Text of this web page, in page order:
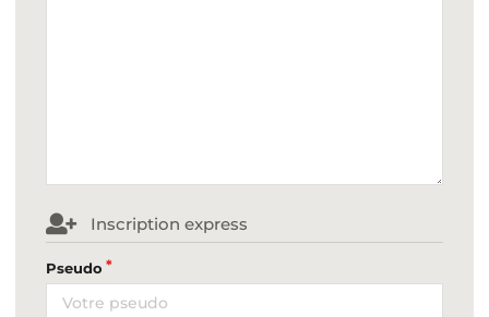
Inscription express
Pseudo